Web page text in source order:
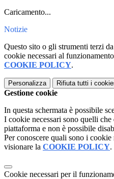
Caricamento...
Notizie
Questo sito o gli strumenti terzi
cookie necessari al
COOKIE POLICY.
Personalizza Rifiuta tutti i
Gestione cookie
In questa schermata è possibile
I cookie necessari sono quelli
piattaforma e non è possibile
Per conoscere quali sono i
visionare la COOKIE POLICY.
Cookie necessari per il